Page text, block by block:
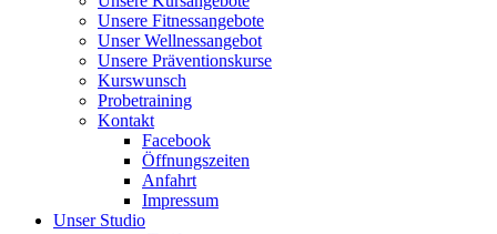
Unsere Fitnessangebote
Unser Wellnessangebot
Unsere Präventionskurse
Kurswunsch
Probetraining
Kontakt
Facebook
Öffnungszeiten
Anfahrt
Impressum
Unser Studio